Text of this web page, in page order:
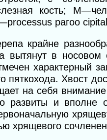
кость; М
рагоо
крайне
вытянут в носовом
характерный
пяткохода. Хвост
на себя
развиты и вполне
хрящевого